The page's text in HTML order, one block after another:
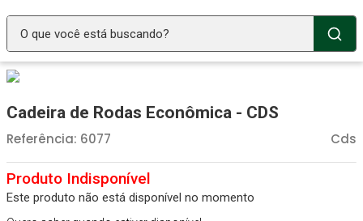
O que você está buscando?
Cadeira de Rodas Econômica - CDS
Cds
Referência: 6077
Este produto não está disponível no momento
4º Littmann